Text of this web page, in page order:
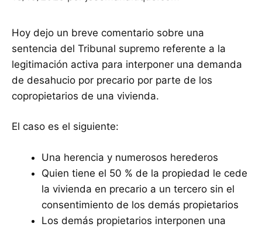
Hoy dejo un breve comentario sobre una
sentencia del Tribunal supremo referente a la
legitimación activa para interponer una demanda
de desahucio por precario por parte de los
copropietarios de una vivienda.
El caso es el siguiente:
Una herencia y numerosos herederos
Quien tiene el 50 % de la propiedad le cede
la vivienda en precario a un tercero sin el
consentimiento de los demás propietarios
Los demás propietarios interponen una